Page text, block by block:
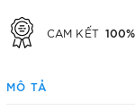
CAM KẾT
MÔ TẢ